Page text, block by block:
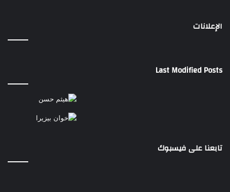
الإعلانات
Last Modified Posts
تابعنا على فيسبوك